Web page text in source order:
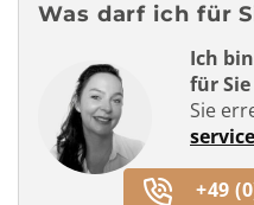
Was darf ich für
Ich
für
Sie
+49